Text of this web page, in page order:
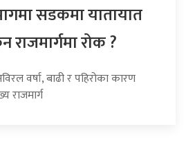
सडकमा यातायात
राजमार्गमा रोक ?
वर्षा, बाढी र पहिरोका कारण
राजमार्ग